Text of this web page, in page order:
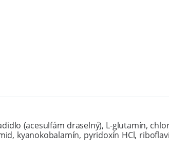
(acesulfám draselný), L-glutamín,
kyanokobalamín, pyridoxín HCl,